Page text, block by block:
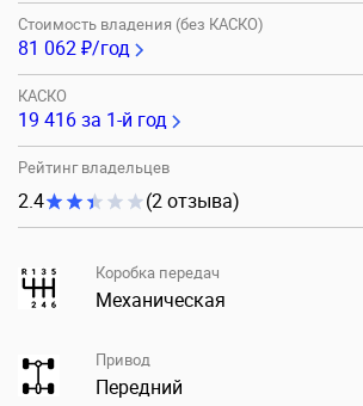
Стоимость владения (без КАСКО)
81 062 ₽/год
КАСКО
19 416за 1-й год
Рейтинг владельцев
2.4 (2 отзыва)
Коробка передач
Механическая
Привод
Передний